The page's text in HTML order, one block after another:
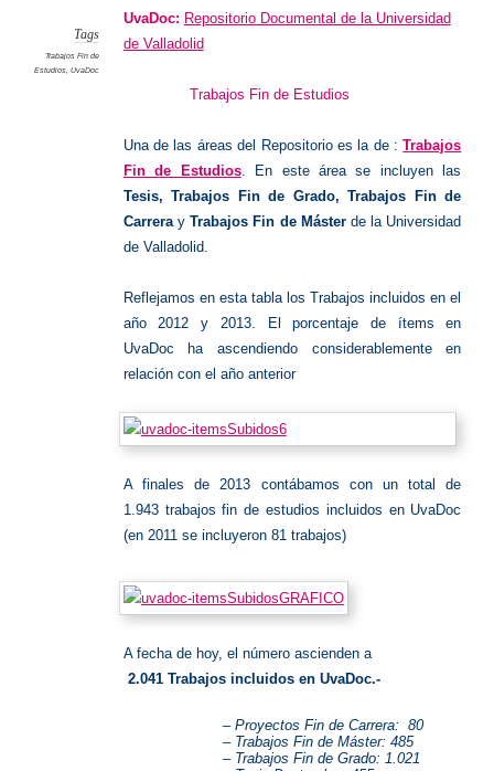
Tags
Trabajos Fin de
Estudios, UvaDoc
UvaDoc: Repositorio Documental de la Universidad
de Valladolid
Trabajos Fin de Estudios
Una de las áreas del Repositorio es la de :Trabajos
Fin de Estudios. En este área se incluyen las
Tesis, Trabajos Fin de Grado, Trabajos Fin de
Carrera yTrabajos Fin de Másterde la Universidad
de Valladolid.
Reflejamos en esta tabla los Trabajos incluidos en el
año 2012 y 2013. El porcentaje de ítems en
UvaDoc ha ascendiendo considerablemente en
relación con el año anterior
A finales de 2013 contábamos con un total de
1.943 trabajos fin de estudios incluidos en UvaDoc
(en 2011 se incluyeron 81 trabajos)
A fecha de hoy, el número ascienden a
2.041 Trabajos incluidos en UvaDoc.-
– Proyectos Fin de Carrera: 80
– Trabajos Fin de Máster: 485
– Trabajos Fin de Grado: 1.021